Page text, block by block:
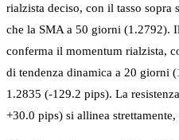
rialzista deciso, con il tasso
che la SMA a 50 giorni (1.2792).
conferma il momentum rialzista,
di tendenza dinamica a 20 giorni
1.2835 (-129.2 pips). La
+30.0 pips) si allinea